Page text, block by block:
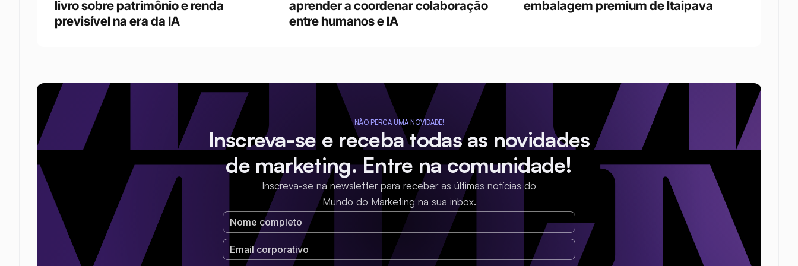
livro sobre patrimônio e renda
previsível na era da IA
aprender a coordenar colaboração
entre humanos e IA
embalagem premium de Itaipava
NÃO PERCA UMA NOVIDADE!
Inscreva-se e receba todas as novidades
de marketing. Entre na comunidade!
Inscreva-se na newsletter para receber as últimas notícias do
Mundo do Marketing na sua inbox.